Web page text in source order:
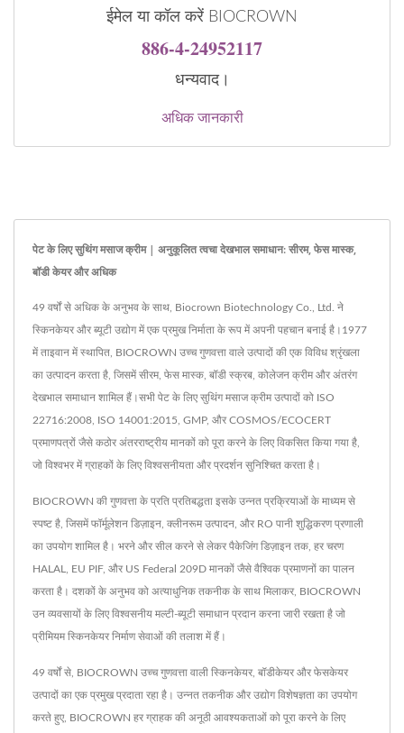
ईमेल या कॉल करें BIOCROWN
886-4-24952117
धन्यवाद।
अधिक जानकारी
पेट के लिए सुथिंग मसाज क्रीम | अनुकूलित त्वचा देखभाल समाधान: सीरम, फेस मास्क,
बॉडी केयर और अधिक
49 वर्षों से अधिक के अनुभव के साथ, Biocrown Biotechnology Co., Ltd. ने
स्किनकेयर और ब्यूटी उद्योग में एक प्रमुख निर्माता के रूप में अपनी पहचान बनाई है।1977
में ताइवान में स्थापित, BIOCROWN उच्च गुणवत्ता वाले उत्पादों की एक विविध श्रृंखला
का उत्पादन करता है, जिसमें सीरम, फेस मास्क, बॉडी स्क्रब, कोलेजन क्रीम और अंतरंग
देखभाल समाधान शामिल हैं।सभी पेट के लिए सुथिंग मसाज क्रीम उत्पादों को ISO
22716:2008, ISO 14001:2015, GMP, और COSMOS/ECOCERT
प्रमाणपत्रों जैसे कठोर अंतरराष्ट्रीय मानकों को पूरा करने के लिए विकसित किया गया है,
जो विश्वभर में ग्राहकों के लिए विश्वसनीयता और प्रदर्शन सुनिश्चित करता है।
BIOCROWN की गुणवत्ता के प्रति प्रतिबद्धता इसके उन्नत प्रक्रियाओं के माध्यम से
स्पष्ट है, जिसमें फॉर्मूलेशन डिज़ाइन, क्लीनरूम उत्पादन, और RO पानी शुद्धिकरण प्रणाली
का उपयोग शामिल है। भरने और सील करने से लेकर पैकेजिंग डिज़ाइन तक, हर चरण
HALAL, EU PIF, और US Federal 209D मानकों जैसे वैश्विक प्रमाणनों का पालन
करता है। दशकों के अनुभव को अत्याधुनिक तकनीक के साथ मिलाकर, BIOCROWN
उन व्यवसायों के लिए विश्वसनीय मल्टी-ब्यूटी समाधान प्रदान करना जारी रखता है जो
प्रीमियम स्किनकेयर निर्माण सेवाओं की तलाश में हैं।
49 वर्षों से, BIOCROWN उच्च गुणवत्ता वाली स्किनकेयर, बॉडीकेयर और फेसकेयर
उत्पादों का एक प्रमुख प्रदाता रहा है। उन्नत तकनीक और उद्योग विशेषज्ञता का उपयोग
करते हुए, BIOCROWN हर ग्राहक की अनूठी आवश्यकताओं को पूरा करने के लिए